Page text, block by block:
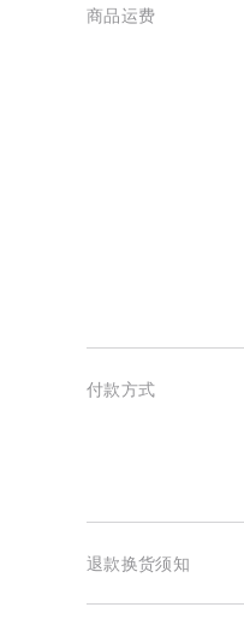
商品运费
付款方式
退款换货须知